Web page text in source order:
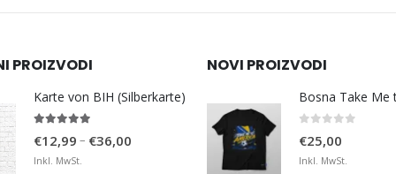
PROIZVODI
Karte von BIH (Silberkarte)
€12,99 – €36,00
Inkl. MwSt.
NOVI PROIZVODI
€25,00
Inkl. MwSt.